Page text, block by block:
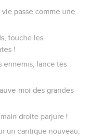
vie passe comme une
touche les
!
ennemis, lance tes
moi des grandes
droite parjure !
un cantique nouveau,